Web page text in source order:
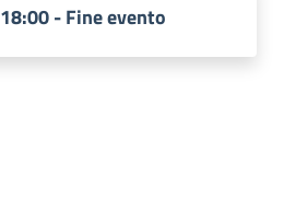
18:00 - Fine evento